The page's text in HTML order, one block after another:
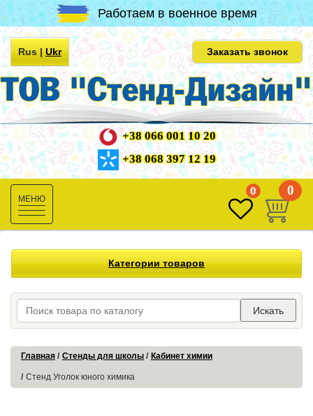
Работаем в военное время
Rus|Ukr Заказать звонок
+38 066 001 10 20
+38 068 397 12 19
Toggle
navigation
0 0
Категории товаров
Искать
Главная Стенды для школы Кабинет химии
Стенд Уголок юного химика